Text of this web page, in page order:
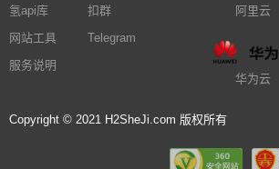
氢api库
网站工具
服务说明
扣群
Telegram
阿里云
华为云
Copyright © 2021 H2SheJi.com 版权所有